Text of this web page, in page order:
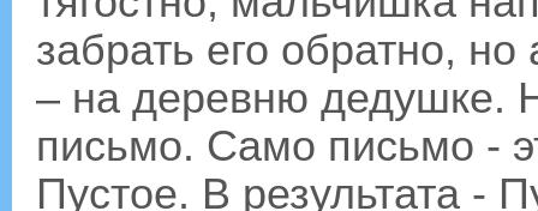
забрать его обратно,
– на деревню дедушке.
письмо. Само письмо -
Пустое. В результата -